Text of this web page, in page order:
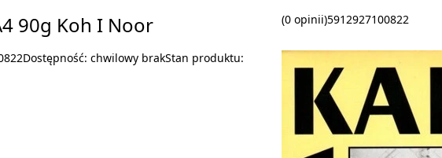
90g Koh I Noor (0 opinii)5912927100822
Dostępność: chwilowy brakStan produktu: